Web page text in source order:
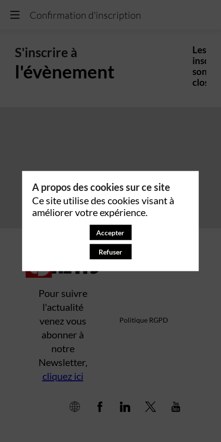
Confirmation d'inscription
S'inscrire à
l'évènement
Les
sont
closes.
Pour suivre
l'actualité
venez vous
abonner à
notre
Newsletter,
cliquez ici
Mentions légales
Politique RGPD
A propos des cookies sur ce site
Ce site utilise des cookies visant à
améliorer votre expérience.
Accepter
Refuser